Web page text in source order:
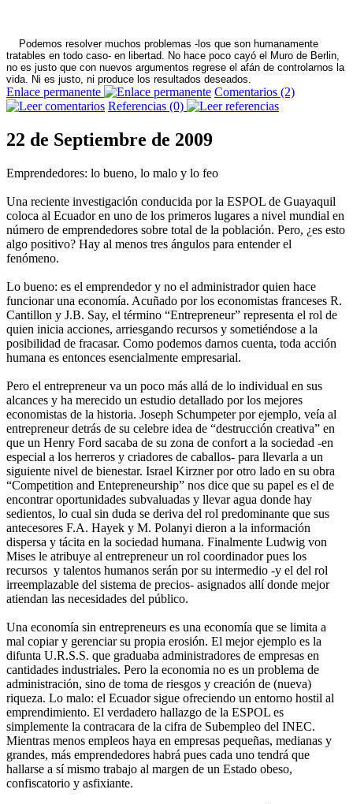
Podemos resolver muchos problemas -los que son humanamente
tratables en todo caso- en libertad. No hace poco cayó el Muro de Berlin,
no es justo que con nuevos argumentos regrese el afán de controlarnos la
vida. Ni es justo, ni produce los resultados deseados.
Enlace permanente
Comentarios (2)
Referencias (0)
22 de Septiembre de 2009
Emprendedores: lo bueno, lo malo y lo feo
Una reciente investigación conducida por la ESPOL de Guayaquil
coloca al Ecuador en uno de los primeros lugares a nivel mundial en
número de emprendedores sobre total de la población. Pero, ¿es esto
algo positivo? Hay al menos tres ángulos para entender el
fenómeno.
Lo bueno: es el emprendedor y no el administrador quien hace
funcionar una economía. Acuñado por los economistas franceses R.
Cantillon y J.B. Say, el término “Entrepreneur” representa el rol de
quien inicia acciones, arriesgando recursos y sometiéndose a la
posibilidad de fracasar. Como podemos darnos cuenta, toda acción
humana es entonces esencialmente empresarial.
Pero el entrepreneur va un poco más allá de lo individual en sus
alcances y ha merecido un estudio detallado por los mejores
economistas de la historia. Joseph Schumpeter por ejemplo, veía al
entrepreneur detrás de su celebre idea de “destrucción creativa” en
que un Henry Ford sacaba de su zona de confort a la sociedad -en
especial a los herreros y criadores de caballos- para llevarla a un
siguiente nivel de bienestar. Israel Kirzner por otro lado en su obra
“Competition and Entepreneurship” nos dice que su papel es el de
encontrar oportunidades subvaluadas y llevar agua donde hay
sedientos, lo cual sin duda se deriva del rol predominante que sus
antecesores F.A. Hayek y M. Polanyi dieron a la información
dispersa y tácita en la sociedad humana. Finalmente Ludwig von
Mises le atribuye al entrepreneur un rol coordinador pues los
recursos y talentos humanos serán por su intermedio -y el del rol
irreemplazable del sistema de precios- asignados allí donde mejor
atiendan las necesidades del público.
Una economía sin entrepreneurs es una economía que se limita a
mal copiar y gerenciar su propia erosión. El mejor ejemplo es la
difunta U.R.S.S. que graduaba administradores de empresas en
cantidades industriales. Pero la economia no es un problema de
administración, sino de toma de riesgos y creación de (nueva)
riqueza. Lo malo: el Ecuador sigue ofreciendo un entorno hostil al
emprendimiento. El verdadero hallazgo de la ESPOL es
simplemente la contracara de la cifra de Subempleo del INEC.
Mientras menos empleos haya en empresas pequeñas, medianas y
grandes, más emprendedores habrá pues cada uno tendrá que
hallarse a sí mismo trabajo al margen de un Estado obeso,
confiscatorio y asfixiante.